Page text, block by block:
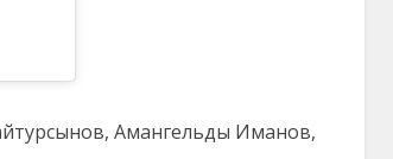
Амангельды Иманов,